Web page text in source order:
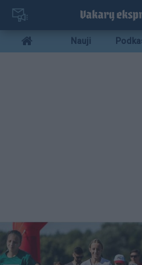
Pereiti
pagrindinį
turinį
Mobile
menu
Nauji